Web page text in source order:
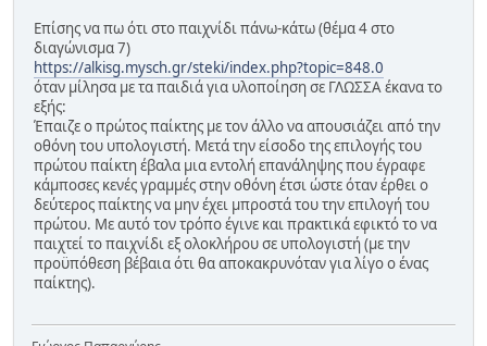
Επίσης να πω ότι στο παιχνίδι πάνω-κάτω (θέμα 4 στο
διαγώνισμα 7)
https://alkisg.mysch.gr/steki/index.php?topic=848.0
όταν μίλησα με τα παιδιά για υλοποίηση σε ΓΛΩΣΣΑ έκανα το
εξής:
Έπαιζε ο πρώτος παίκτης με τον άλλο να απουσιάζει από την
οθόνη του υπολογιστή. Μετά την είσοδο της επιλογής του
πρώτου παίκτη έβαλα μια εντολή επανάληψης που έγραφε
κάμποσες κενές γραμμές στην οθόνη έτσι ώστε όταν έρθει ο
δεύτερος παίκτης να μην έχει μπροστά του την επιλογή του
πρώτου. Με αυτό τον τρόπο έγινε και πρακτικά εφικτό το να
παιχτεί το παιχνίδι εξ ολοκλήρου σε υπολογιστή (με την
προϋπόθεση βέβαια ότι θα αποκακρυνόταν για λίγο ο ένας
παίκτης).